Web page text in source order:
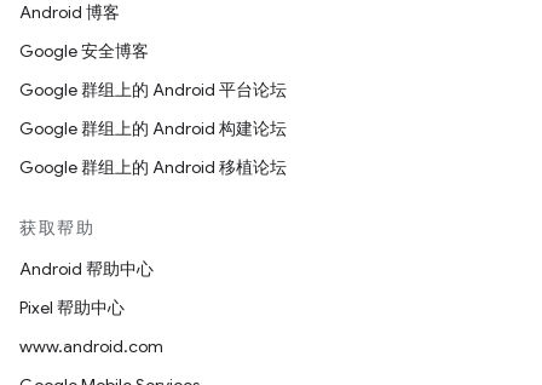
Android 博客
Google 安全博客
Google 群组上的 Android 平台论坛
Google 群组上的 Android 构建论坛
Google 群组上的 Android 移植论坛
获取帮助
Android 帮助中心
Pixel 帮助中心
www.android.com